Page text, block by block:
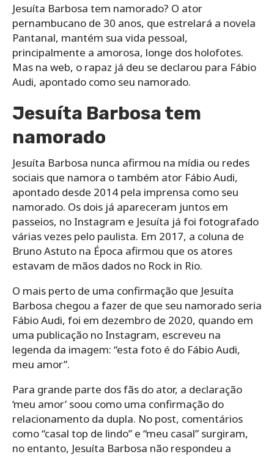
Jesuíta Barbosa tem namorado? O ator
pernambucano de 30 anos, que estrelará a novela
Pantanal, mantém sua vida pessoal,
principalmente a amorosa, longe dos holofotes.
Mas na web, o rapaz já deu se declarou para Fábio
Audi, apontado como seu namorado.
Jesuíta Barbosa tem
namorado
Jesuíta Barbosa nunca afirmou na mídia ou redes
sociais que namora o também ator Fábio Audi,
apontado desde 2014 pela imprensa como seu
namorado. Os dois já apareceram juntos em
passeios, no Instagram e Jesuíta já foi fotografado
várias vezes pelo paulista. Em 2017, a coluna de
Bruno Astuto na Época afirmou que os atores
estavam de mãos dados no Rock in Rio.
O mais perto de uma confirmação que Jesuíta
Barbosa chegou a fazer de que seu namorado seria
Fábio Audi, foi em dezembro de 2020, quando em
uma publicação no Instagram, escreveu na
legenda da imagem: “esta foto é do Fábio Audi,
meu amor”.
Para grande parte dos fãs do ator, a declaração
‘meu amor’ soou como uma confirmação do
relacionamento da dupla. No post, comentários
como “casal top de lindo” e “meu casal” surgiram,
no entanto, Jesuíta Barbosa não respondeu a